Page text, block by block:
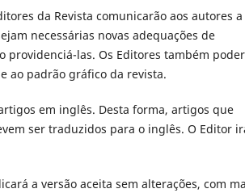
da Revista comunicarão aos autores a
necessárias novas adequações de
providenciá-las. Os Editores também
ao padrão gráfico da revista.
em inglês. Desta forma, artigos que
ser traduzidos para o inglês. O Editor
a versão aceita sem alterações, com